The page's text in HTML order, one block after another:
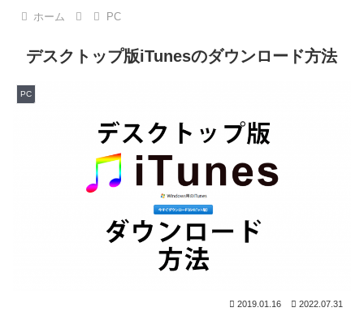
ホーム PC
デスクトップ版iTunesのダウンロード方法
PC
2019.01.16 2022.07.31